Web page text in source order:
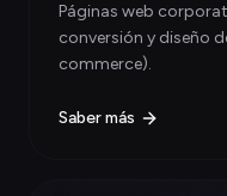
Páginas web
conversión y diseño
commerce).
Saber más